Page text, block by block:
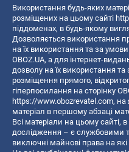
Використання будь-яких
розміщених на цьому сайті
піддоменах, в будь-якому
Дозволяється використання
на їх використання та за
OBOZ.UA, а для інтернет-
дозволу на їх використання
розміщення прямого,
гіперпосилання на сторінку
https://www.obozrevatel.com, на
матеріал в першому абзаці
Всі матеріали на цьому сайті, в
дослідження – є службовими
виключні майнові права на